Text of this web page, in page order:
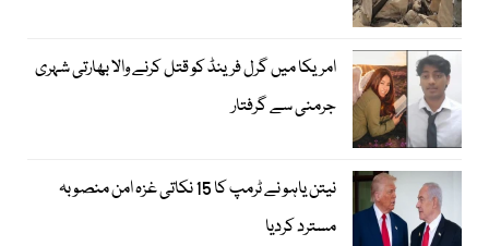
امریکا میں گرل فرینڈ کو قتل کرنے والا بھارتی شہری
جرمنی سے گرفتار
نیتن یاہو نے ٹرمپ کا 15 نکاتی غزہ امن منصوبہ
مسترد کردیا